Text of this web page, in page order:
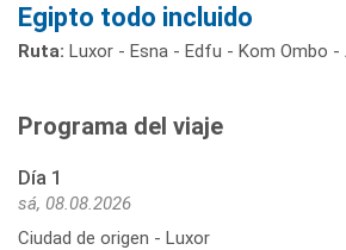
Egipto todo incluido
Ruta: Luxor - Esna - Edfu - Kom Ombo -
Programa del viaje
Día 1
sá, 08.08.2026
Ciudad de origen - Luxor